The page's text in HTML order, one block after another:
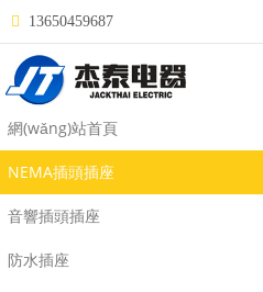
13650459687
網(wǎng)站首頁
NEMA插頭插座
音響插頭插座
防水插座
NEMA L16-20